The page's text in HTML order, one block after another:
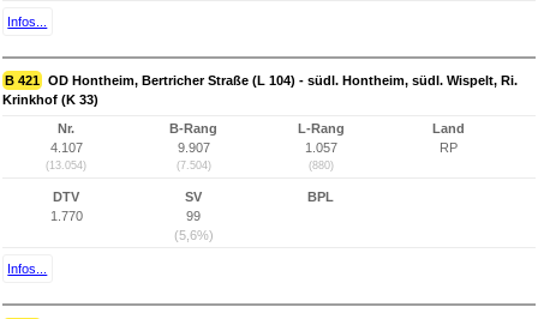
Infos...
B 421 OD Hontheim, Bertricher Straße (L 104) - südl. Hontheim, südl. Wispelt, Ri.
Krinkhof (K 33)
Nr.
4.107
(13.054)
B-Rang
9.907
(7.504)
L-Rang
1.057
(880)
Land
RP
DTV
1.770
SV
99
(5,6%)
BPL
Infos...